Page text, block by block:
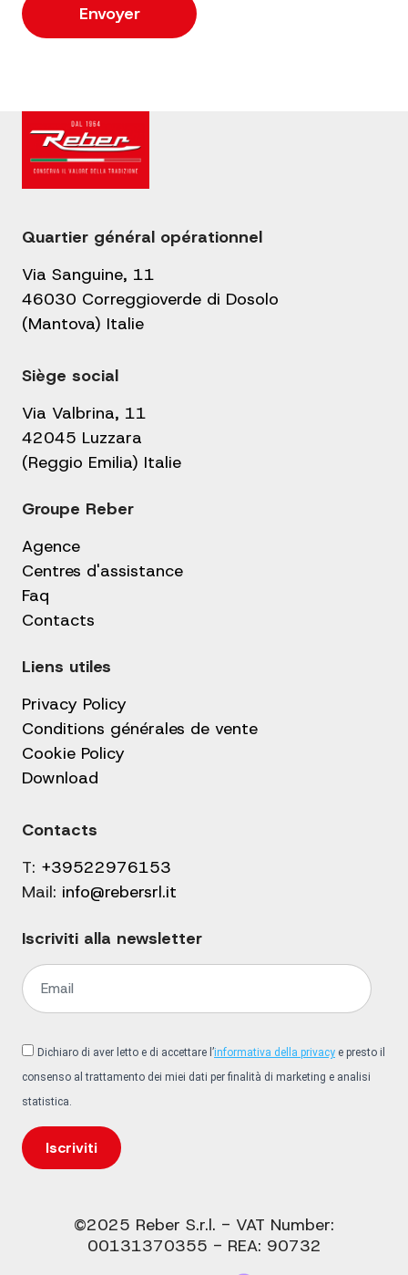
Quartier général opérationnel
Via Sanguine, 11
46030 Correggioverde di Dosolo
(Mantova) Italie
Siège social
Via Valbrina, 11
42045 Luzzara
(Reggio Emilia) Italie
Groupe Reber
Agence
Centres d'assistance
Faq
Contacts
Liens utiles
Privacy Policy
Conditions générales de vente
Cookie Policy
Download
Contacts
T: +39522976153
Mail: info@rebersrl.it
Iscriviti alla newsletter
Dichiaro di aver letto e di accettare l’informativa della privacy e presto il
consenso al trattamento dei miei dati per finalità di marketing e analisi
statistica.
Iscriviti
©2025 Reber S.r.l. - VAT Number:
00131370355 - REA: 90732